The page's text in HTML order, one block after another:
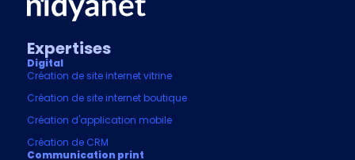
Expertises
Digital
Création de site internet vitrine
Création de site internet boutique
Création d'application mobile
Création de CRM
Communication print